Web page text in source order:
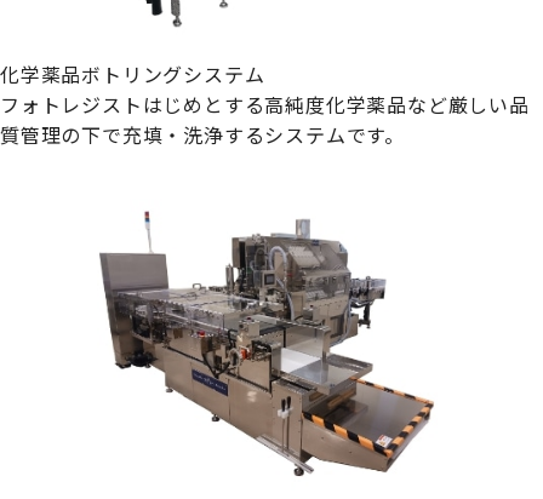
化学薬品ボトリングシステム
フォトレジストはじめとする高純度化学薬品など厳しい品
質管理の下で充填・洗浄するシステムです。